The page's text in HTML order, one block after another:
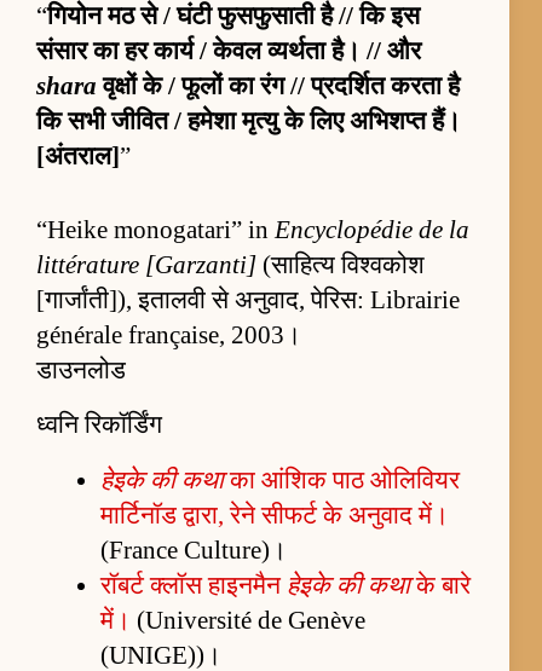
“गियोन मठ से / घंटी फुसफुसाती है // कि इस
संसार का हर कार्य / केवल व्यर्थता है। // और
shara वृक्षों के / फूलों का रंग // प्रदर्शित करता है
कि सभी जीवित / हमेशा मृत्यु के लिए अभिशप्त हैं।
[अंतराल]”
“Heike monogatari” inEncyclopédie de la
littérature [Garzanti] (साहित्य विश्वकोश
[गार्जांती]), इतालवी से अनुवाद, पेरिस: Librairie
générale française, 2003।
डाउनलोड
ध्वनि रिकॉर्डिंग
हेइके की कथाका आंशिक पाठ ओलिवियर
मार्टिनॉड द्वारा, रेने सीफर्ट के अनुवाद में।
(France Culture)।
रॉबर्ट क्लॉस हाइनमैन हेइके की कथाके बारे
में। (Université de Genève
(UNIGE))।